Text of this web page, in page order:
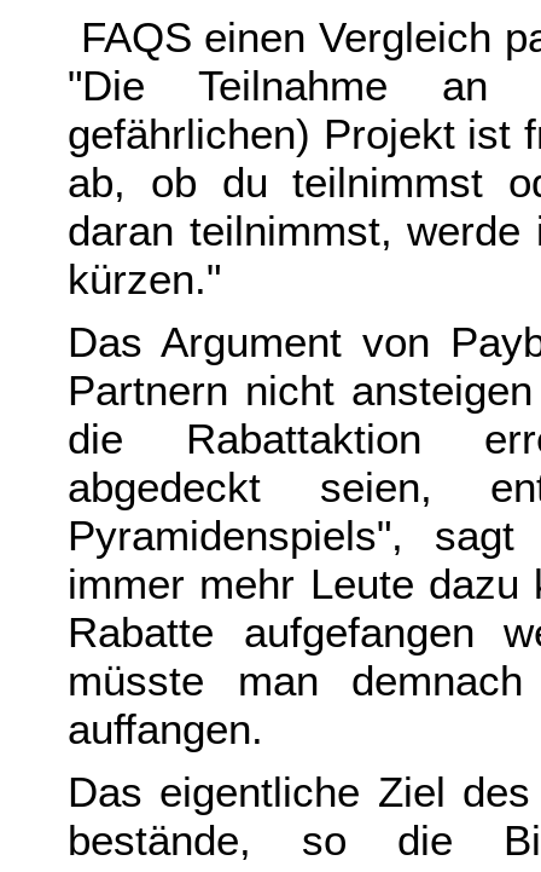
FAQS einen Vergleich
"Die Teilnahme an
gefährlichen) Projekt ist
ab, ob du teilnimmst
daran teilnimmst,
kürzen."
Das Argument von
Partnern nicht
die Rabattaktion
abgedeckt seien,
Pyramidenspiels",
immer mehr Leute
Rabatte aufgefangen
müsste man
auffangen.
Das eigentliche Ziel
bestände, so die